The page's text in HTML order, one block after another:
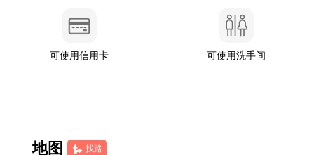
可使用信用卡 可使用洗手间
地图 找路